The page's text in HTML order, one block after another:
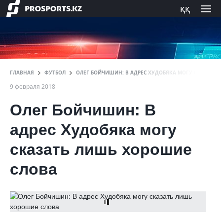
ққ
ГЛАВНАЯ ФУТБОЛ ОЛЕГ БОЙЧИШИН: В АДРЕС ХУДОБЯКА МОГУ СКАЗАТЬ
9 февраля 2018
Олег Бойчишин: В
адрес Худобяка могу
сказать лишь хорошие
слова